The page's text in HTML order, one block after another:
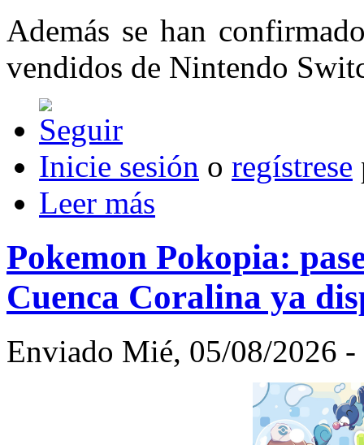
Además se han
vendidos de Nintendo
Inicie sesión o regístrese
Leer más
Pokemon Pokopia:
Cuenca Coralina ya
Enviado Mié, 05/08/2026